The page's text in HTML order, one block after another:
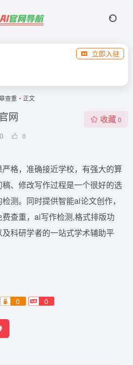
立即入驻
查重 • 正文
网
0 0
收藏 0
格，准确接近学校，有强大的算
、修改写作过程是一个很好的选
测。同时提供智能ai论文创作，
查重，ai写作检测,格式排版功
科研学者的一站式学术辅助平
0 0